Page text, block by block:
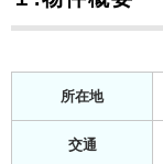
所在地
交通